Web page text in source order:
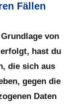
Fällen
von
hast du
die sich aus
gegen die
Daten